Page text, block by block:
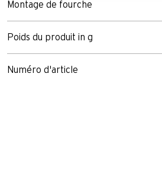
Montage de fourche
Poids du produit in g
Numéro d'article